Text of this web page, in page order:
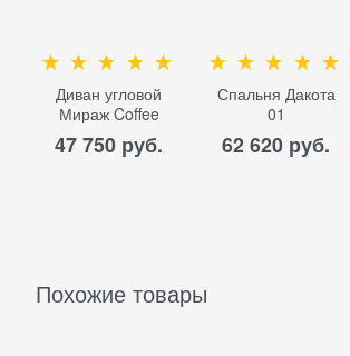
Диван угловой
Мираж Coffee
47 750 руб.
Спальня Дакота
01
62 620 руб.
Похожие товары